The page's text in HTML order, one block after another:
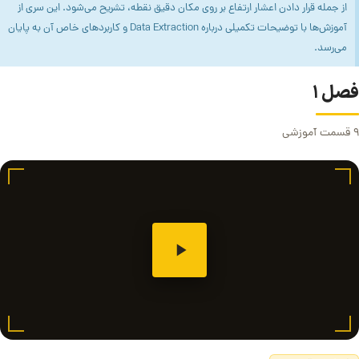
از جمله قرار دادن اعشار ارتفاع بر روی مکان دقیق نقطه، تشریح می‌شود. این سری از
آموزش‌ها با توضیحات تکمیلی درباره Data Extraction و کاربردهای خاص آن به پایان
می‌رسد.
فصل ۱
۹ قسمت آموزشی